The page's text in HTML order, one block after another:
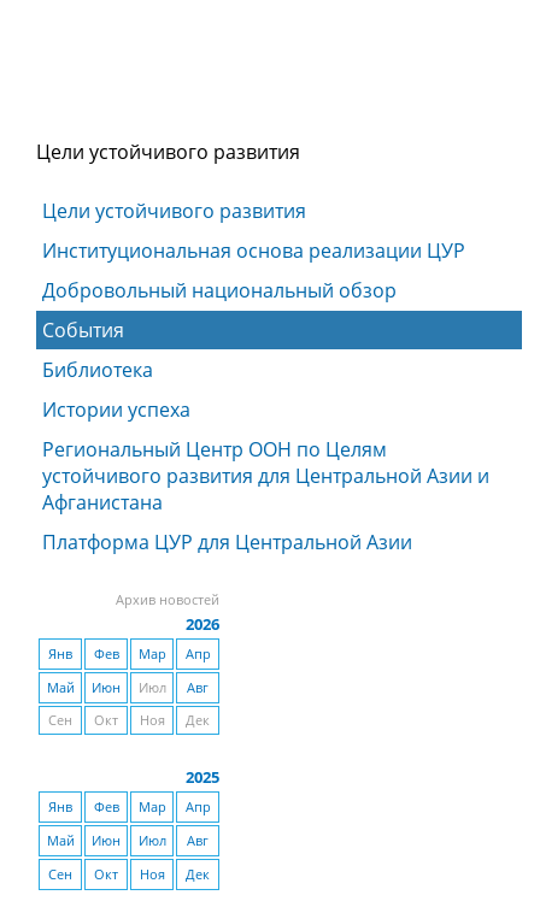
Цели устойчивого развития
Цели устойчивого развития
Институциональная основа реализации ЦУР
Добровольный национальный обзор
События
Библиотека
Истории успеха
Региональный Центр ООН по Целям
устойчивого развития для Центральной Азии и
Афганистана
Платформа ЦУР для Центральной Азии
Архив новостей
2026
Янв Фев Мар
Апр
Май
Июн Июл
Авг
Сен
Окт Ноя Дек
2025
Янв Фев Мар
Апр
Май
Июн Июл
Авг
Сен
Окт Ноя Дек